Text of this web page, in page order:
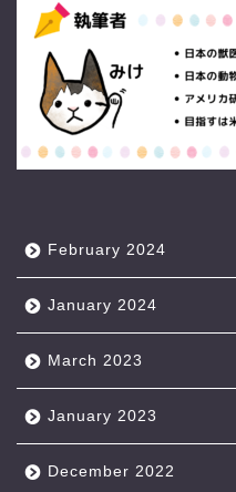
February 2024
January 2024
March 2023
January 2023
December 2022